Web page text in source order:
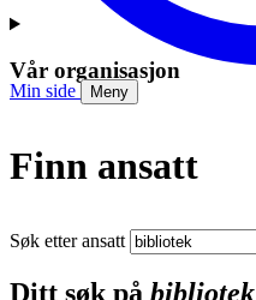
Min side Meny
Vår organisasjon
Finn ansatt
Søk etter ansatt
Ditt søk på bibliotek